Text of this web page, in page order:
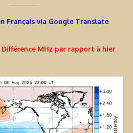
Français via Google Translate
MHz par rapport à hier